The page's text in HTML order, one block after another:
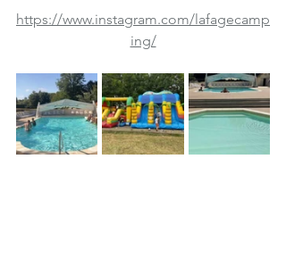
https://www.instagram.com/lafagecamp
ing/